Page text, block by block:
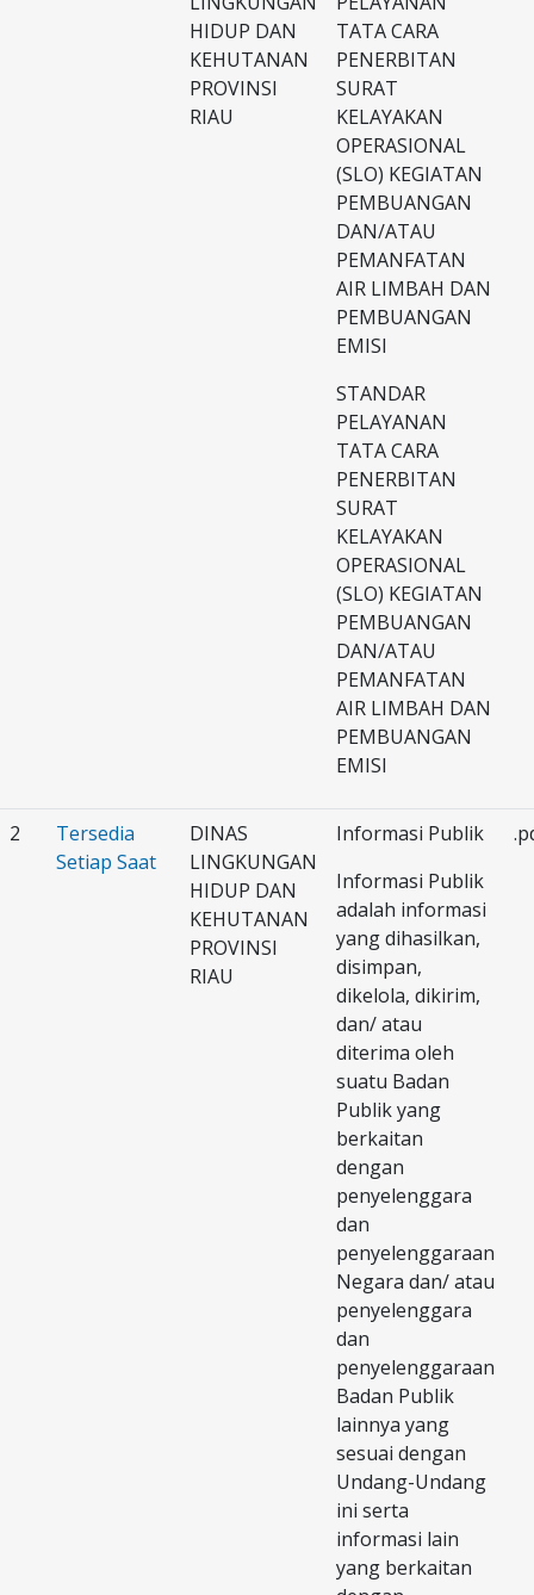
HIDUP DAN
KEHUTANAN
PROVINSI
RIAU
TATA CARA
PENERBITAN
SURAT
KELAYAKAN
OPERASIONAL
(SLO) KEGIATAN
PEMBUANGAN
DAN/ATAU
PEMANFATAN
AIR LIMBAH DAN
PEMBUANGAN
EMISI
STANDAR
PELAYANAN
TATA CARA
PENERBITAN
SURAT
KELAYAKAN
OPERASIONAL
(SLO) KEGIATAN
PEMBUANGAN
DAN/ATAU
PEMANFATAN
AIR LIMBAH DAN
PEMBUANGAN
EMISI
2
Tersedia
Setiap Saat
DINAS
LINGKUNGAN
HIDUP DAN
KEHUTANAN
PROVINSI
RIAU
Informasi Publik
Informasi Publik
adalah informasi
yang dihasilkan,
disimpan,
dikelola, dikirim,
dan/ atau
diterima oleh
suatu Badan
Publik yang
berkaitan
dengan
penyelenggara
dan
penyelenggaraan
Negara dan/ atau
penyelenggara
dan
penyelenggaraan
Badan Publik
lainnya yang
sesuai dengan
Undang-Undang
ini serta
informasi lain
yang berkaitan